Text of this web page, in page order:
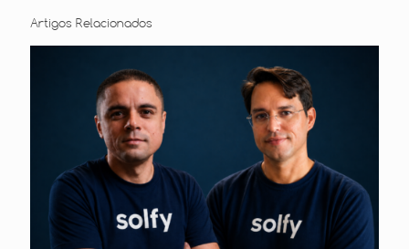
Artigos Relacionados